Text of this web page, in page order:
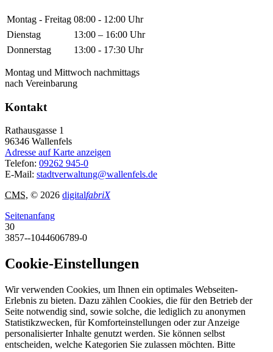
Montag - Freitag 08:00 - 12:00 Uhr
Dienstag
13:00 – 16:00 Uhr
Donnerstag
13:00 - 17:30 Uhr
Montag und Mittwoch nachmittags
nach Vereinbarung
Kontakt
Rathausgasse 1
96346 Wallenfels
Adresse auf Karte anzeigen
Telefon: 09262 945-0
E-Mail: stadtverwaltung@wallenfels.de
CMS, © 2026 digitalfabriX
Seitenanfang
30
3857--1044606789-0
Cookie-Einstellungen
Wir verwenden Cookies, um Ihnen ein optimales Webseiten-
Erlebnis zu bieten. Dazu zählen Cookies, die für den Betrieb der
Seite notwendig sind, sowie solche, die lediglich zu anonymen
Statistikzwecken, für Komforteinstellungen oder zur Anzeige
personalisierter Inhalte genutzt werden. Sie können selbst
entscheiden, welche Kategorien Sie zulassen möchten. Bitte